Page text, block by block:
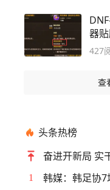
器
427
查
头条热榜
奋进开新局 实
1 韩媒：韩足协